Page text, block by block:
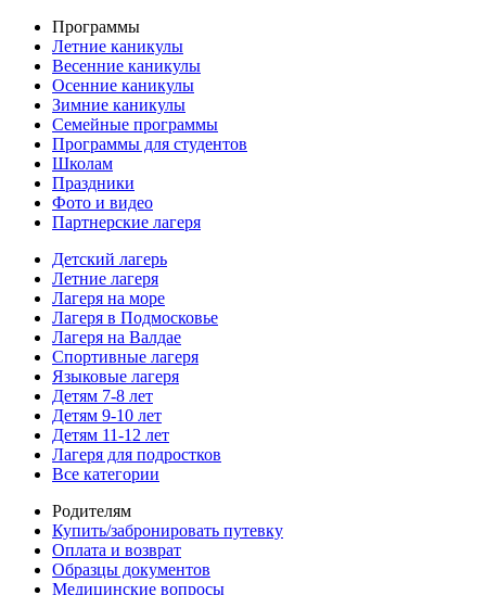
Программы
Летние каникулы
Весенние каникулы
Осенние каникулы
Зимние каникулы
Семейные программы
Программы для студентов
Школам
Праздники
Фото и видео
Партнерские лагеря
Детский лагерь
Летние лагеря
Лагеря на море
Лагеря в Подмосковье
Лагеря на Валдае
Спортивные лагеря
Языковые лагеря
Детям 7-8 лет
Детям 9-10 лет
Детям 11-12 лет
Лагеря для подростков
Все категории
Родителям
Купить/забронировать путевку
Оплата и возврат
Образцы документов
Медицинские вопросы